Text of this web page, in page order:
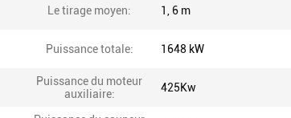
Le tirage moyen: 1, 6 m
Puissance totale: 1648 kW
Puissance du moteur
auxiliaire:
425Kw